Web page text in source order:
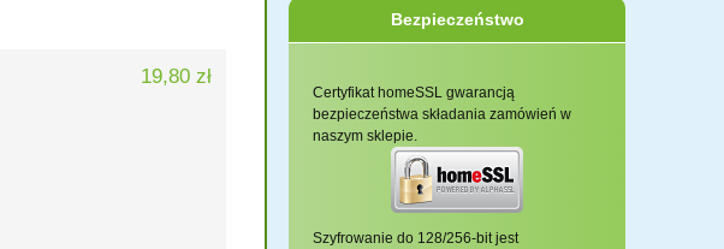
19,80 zł
Bezpieczeństwo
Certyfikat homeSSL gwarancją
bezpieczeństwa składania zamówień w
naszym sklepie.
Szyfrowanie do 128/256-bit jest